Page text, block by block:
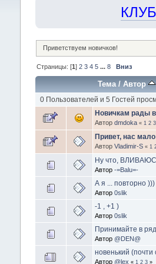
Приветствуем новичков!
Страницы: [1] 2 3 4 5 ... 8 Вниз
Тема/ Автор
0 Пользователей и 5 Гостей
Новичкам рады
Автор dmdoka « 1 2 3
Привет, нас
Автор Vladimir-S « 1
Ну что,
Автор -=Balu=-
А я ... повторно )))
Автор 0slik
-1 , +1 )
Автор 0slik
Принимайте в
Автор @DEN@
новенький (почти
Автор @lex « 1 2 3»